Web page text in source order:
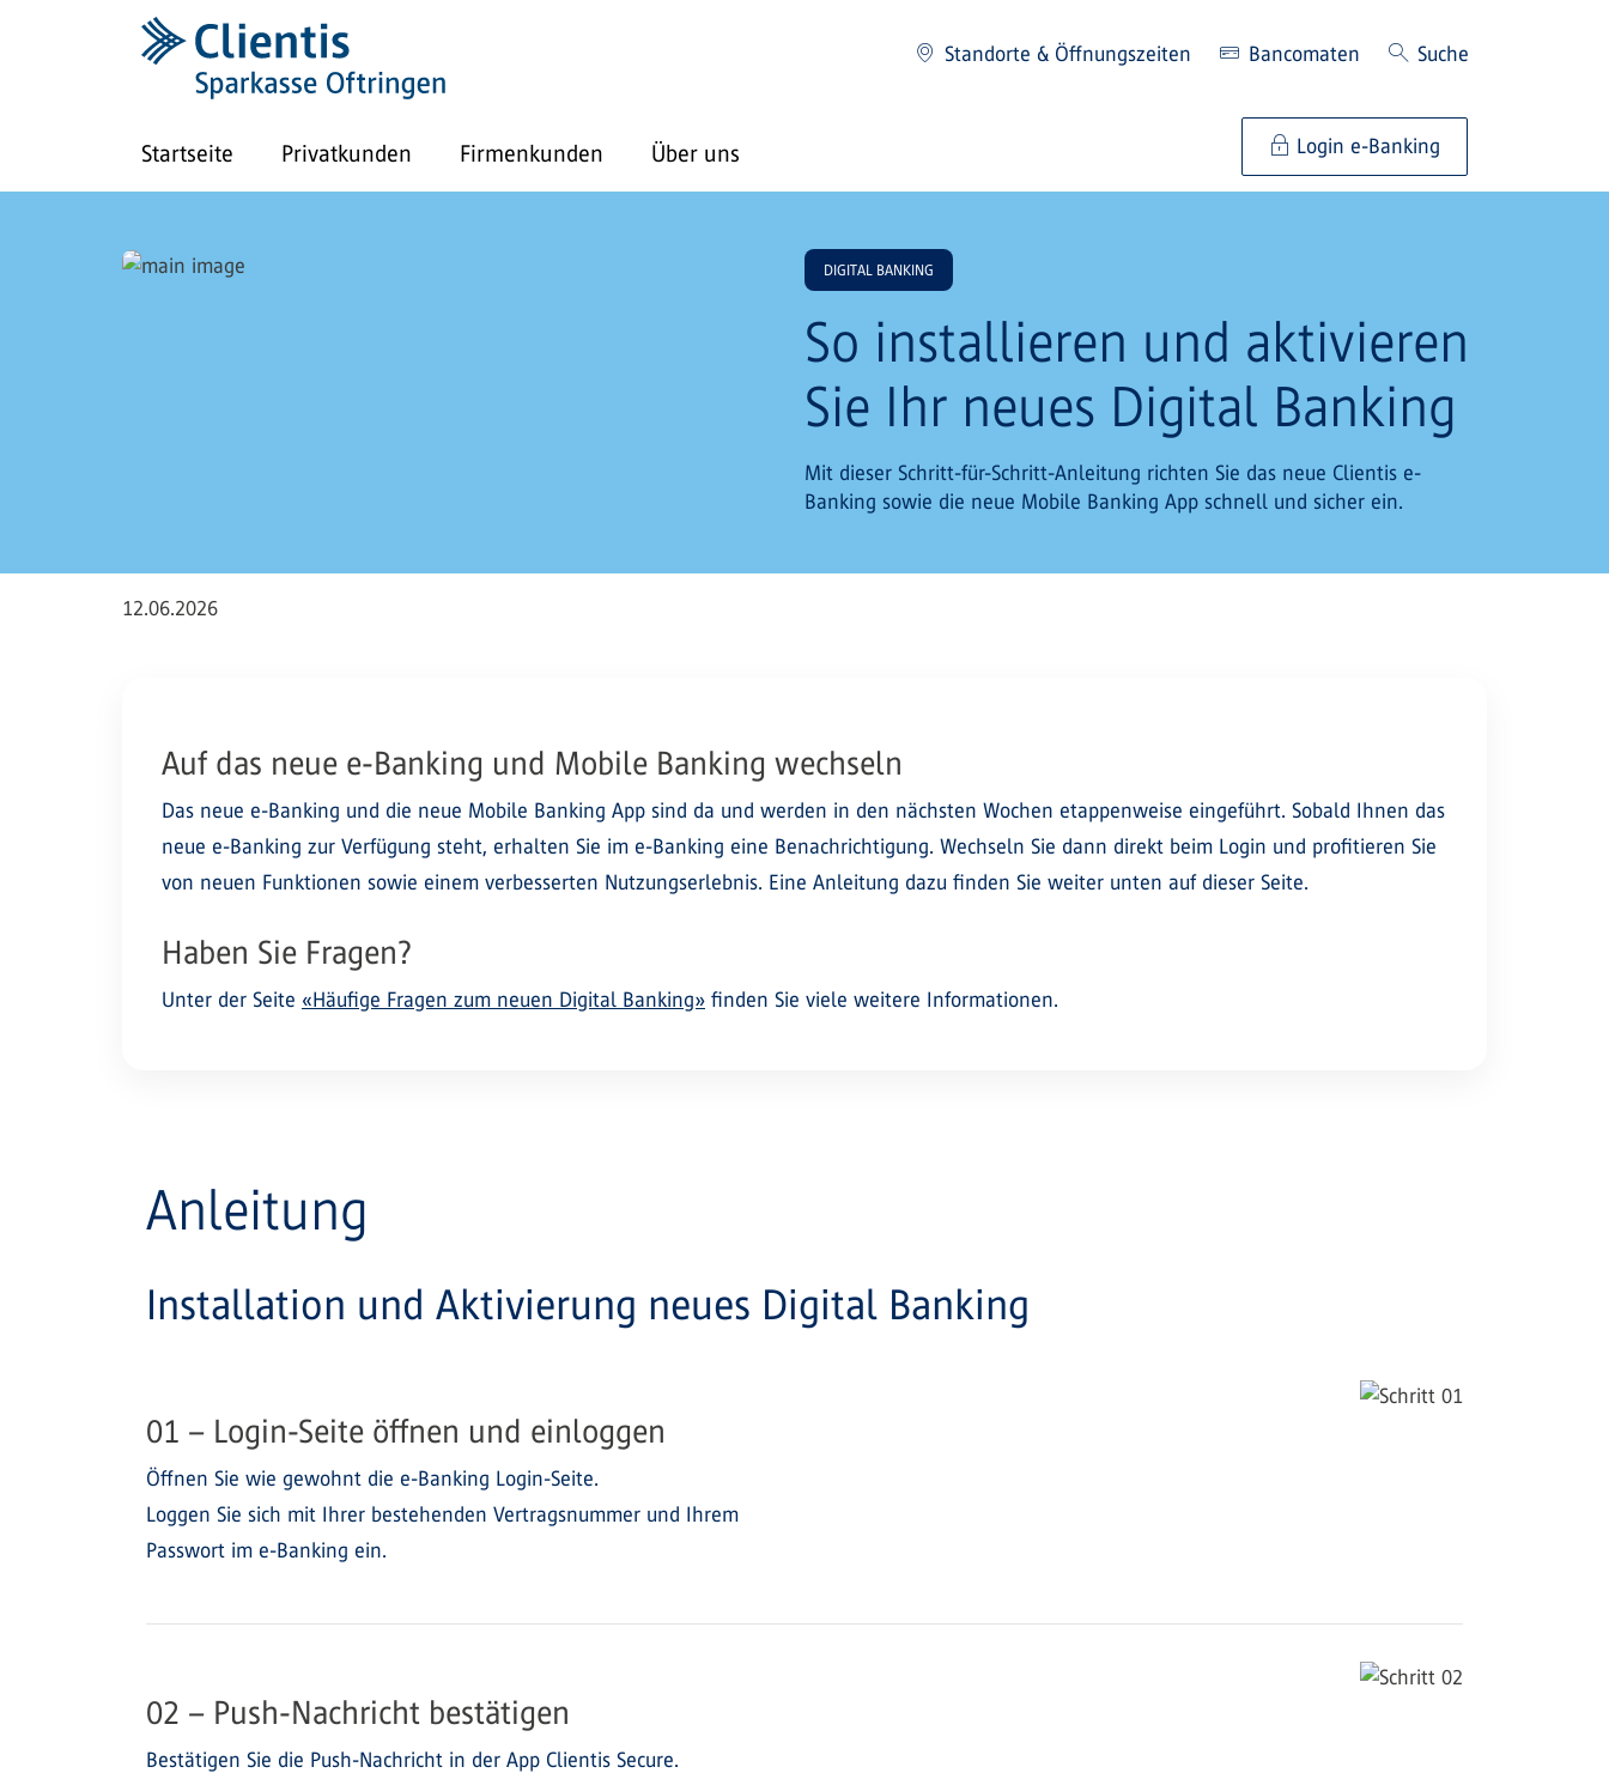
Standorte & Öffnungszeiten Bancomaten Suche
Startseite Privatkunden Firmenkunden Über uns Login e-Banking
DIGITAL BANKING
So installieren und aktivieren
Sie Ihr neues Digital Banking
Mit dieser Schritt-für-Schritt-Anleitung richten Sie das neue Clientis e-
Banking sowie die neue Mobile Banking App schnell und sicher ein.
12.06.2026
Auf das neue e-Banking und Mobile Banking wechseln
Das neue e-Banking und die neue Mobile Banking App sind da und werden in den nächsten Wochen etappenweise eingeführt. Sobald Ihnen das
neue e-Banking zur Verfügung steht, erhalten Sie im e-Banking eine Benachrichtigung. Wechseln Sie dann direkt beim Login und profitieren Sie
von neuen Funktionen sowie einem verbesserten Nutzungserlebnis. Eine Anleitung dazu finden Sie weiter unten auf dieser Seite.
Haben Sie Fragen?
Unter der Seite «Häufige Fragen zum neuen Digital Banking» finden Sie viele weitere Informationen.
Anleitung
Installation und Aktivierung neues Digital Banking
01 – Login-Seite öffnen und einloggen
Öffnen Sie wie gewohnt die e-Banking Login-Seite.
Loggen Sie sich mit Ihrer bestehenden Vertragsnummer und Ihrem
Passwort im e-Banking ein.
02 – Push-Nachricht bestätigen
Bestätigen Sie die Push-Nachricht in der App Clientis Secure.